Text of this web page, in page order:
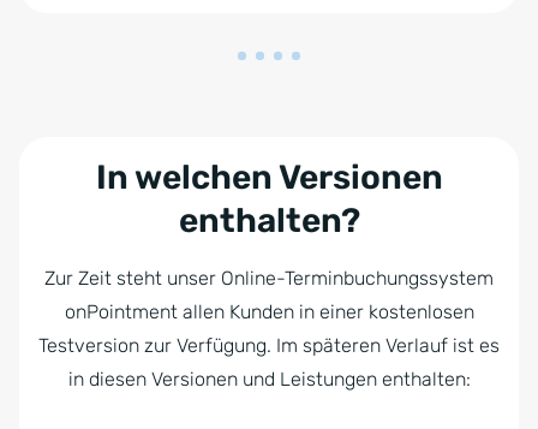
In welchen Versionen
enthalten?
Zur Zeit steht unser Online-Terminbuchungssystem
onPointment allen Kunden in einer kostenlosen
Testversion zur Verfügung. Im späteren Verlauf ist es
in diesen Versionen und Leistungen enthalten: